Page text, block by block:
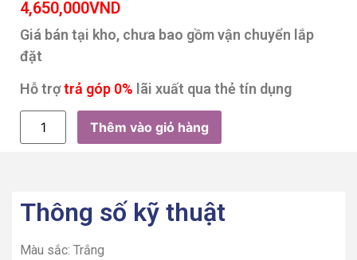
4,650,000VND
Giá bán tại kho, chưa bao gồm vận chuyển lắp
đặt
Hỗ trợtrả góp 0% lãi xuất qua thẻ tín dụng
Thêm vào giỏ hàng
Thông số kỹ thuật
Màu sắc: Trắng